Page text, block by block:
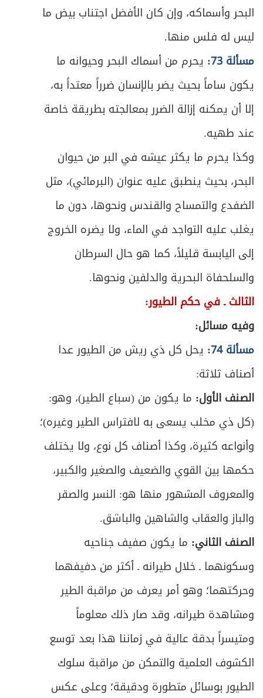
البحر وأسماكه، وإن كان الأفضل اجتناب بيض ما
ليس له فلس منها.
مسألة 73:
يحرم من أسماك البحر وحيوانه ما
يكون ساماً بحيث يضر بالإنسان ضرراً معتداً به،
إلا أن يمكنه إزالة الضرر بمعالجته بطريقة خاصة
عند طهيه.
وكذا يحرم ما يكثر عيشه في البر من حيوان
البحر، بحيث ينطبق عليه عنوان (البرمائي)، مثل
الضفدع والتمساح والقندس ونحوها، دون ما
يغلب عليه التواجد في الماء، ولا يضره الخروج
إلى اليابسة قليلاً، كما هو حال السرطان
والسلحفاة البحرية والدلفين ونحوها.
الثالث ـ في حكم الطيور:
وفيه مسائل:
مسألة 74:
يحل كل ذي ريش من الطيور عدا
أصناف ثلاثة:
الصنف الأول: ما يكون من (سباع الطير)، وهو:
(كل ذي مخلب يسعى به لافتراس الطير وغيره)؛
وأنواعه كثيرة، وكذا أصناف كل نوع، ولا يختلف
حكمها بين القوي والضعيف والصغير والكبير،
والمعروف المشهور منها هو: النسر والصقر
والباز والعقاب والشاهين والباشق.
الصنف الثاني: ما يكون صفيف جناحيه
وسكونهما ـ خلال طيرانه ـ أكثر من دفيفهما
وحركتهما؛ وهو أمر يعرف من مراقبة الطير
ومشاهدة طيرانه، وقد صار ذلك معلوماً
ومتيسراً بدقة عالية في زماننا هذا بعد توسع
الكشوف العلمية والتمكن من مراقبة سلوك
الطيور بوسائل متطورة ودقيقة؛ وعلى عكس
ص
383 المبحث الأول ـ في أقسام الوقف وصيغته
ص384 المطلب الأول ـ في أقسام الوقف
386 المطلب الثاني ـ في أركان الوقف
ص
393 المطلب الثالث ـ في أثر الوقف ولزومه
ص394 المطلب الرابع ـ في ما يثبت به الوقف
395 المبحث الثاني ـ في الواقف
ص
396 المبحث الثالث ـ في العين الموقوفة
ص
398 المبحث الرابع ـ في الموقوف عليه
402 المبحث الخامس ـ في كيفية التصرف في الوقف
ص
403 المطلب الأول ـ في ولي الوقف
ص
406 المطلب الثاني ـ في كيفيّة التصرف
ص
المطلب الثالث ـ في حكم خراب الوقف وموارد
جواز بيعه
ص
421 الفصل الثاني في التحبيس وأخواته
ص
426 المقصد الثالث في المعاوضات
427 تمهيد في آداب التجارة ومحرَّماتها
ص
428 المطلب الأول ـ في آداب التجارة
ص 429 المطلب الثاني ـ في ما يحرم الاتجار به
436 المطلب الثالث ـ في ما يحرم فعله حين الاتجار
ص
440 الباب الأول في البيع
ص
441 الفصل الأول في عقد البيع
443 المبحث الأول ـ في التعريف والصيغة